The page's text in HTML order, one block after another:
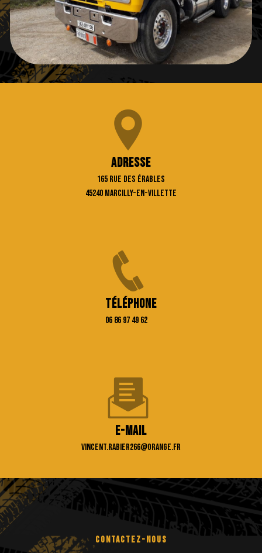
Adresse
165 rue des Érables
45240 Marcilly-en-Villette
Téléphone
06 86 97 49 62
E-mail
vincent.rabier266@orange.fr
CONTACTEZ-NOUS